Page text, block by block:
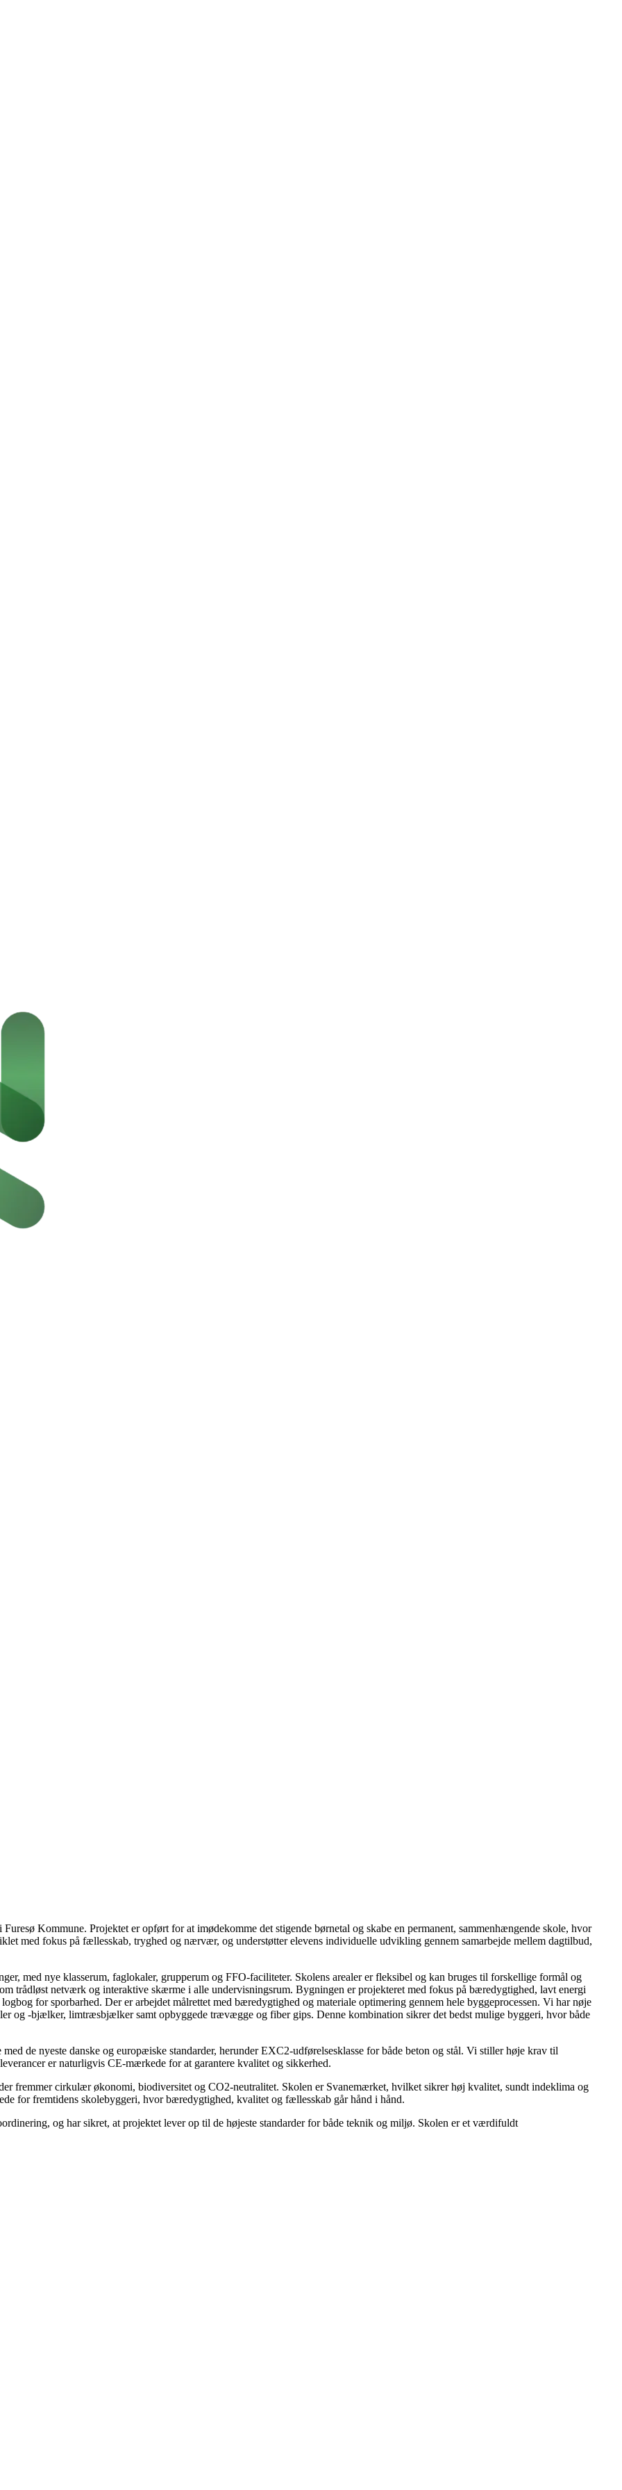
Kommune. Projektet er opført for at imødekomme det stigende børnetal og skabe en permanent, sammenhængende skole, hvor
med fokus på fællesskab, tryghed og nærvær, og understøtter elevens individuelle udvikling gennem samarbejde mellem dagtilbud,
med nye klasserum, faglokaler, grupperum og FFO-faciliteter. Skolens arealer er fleksibel og kan bruges til forskellige formål og
trådløst netværk og interaktive skærme i alle undervisningsrum. Bygningen er projekteret med fokus på bæredygtighed, lavt energi
for sporbarhed. Der er arbejdet målrettet med bæredygtighed og materiale optimering gennem hele byggeprocessen. Vi har nøje
og -bjælker, limtræsbjælker samt opbyggede trævægge og fiber gips. Denne kombination sikrer det bedst mulige byggeri, hvor både
de nyeste danske og europæiske standarder, herunder EXC2-udførelsesklasse for både beton og stål. Vi stiller høje krav til
er naturligvis CE-mærkede for at garantere kvalitet og sikkerhed.
fremmer cirkulær økonomi, biodiversitet og CO2-neutralitet. Skolen er Svanemærket, hvilket sikrer høj kvalitet, sundt indeklima og
for fremtidens skolebyggeri, hvor bæredygtighed, kvalitet og fællesskab går hånd i hånd.
og har sikret, at projektet lever op til de højeste standarder for både teknik og miljø. Skolen er et værdifuldt